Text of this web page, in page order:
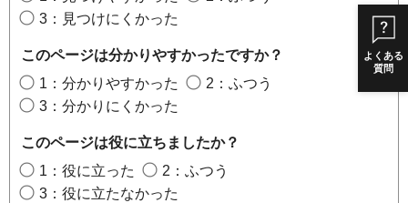
よくある
質問
3：見つけにくかった
このページは分かりやすかったですか？
1：分かりやすかった
2：ふつう
3：分かりにくかった
このページは役に立ちましたか？
1：役に立った
2：ふつう
3：役に立たなかった